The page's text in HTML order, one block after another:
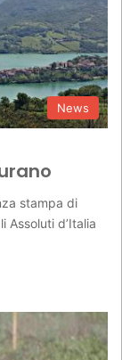
News
stampa di
Assoluti d’Italia